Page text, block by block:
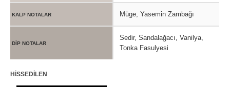
KALP NOTALAR Müge, Yasemin Zambağı
DİP NOTALAR
Sedir, Sandalağacı, Vanilya,
Tonka Fasulyesi
HİSSEDİLEN